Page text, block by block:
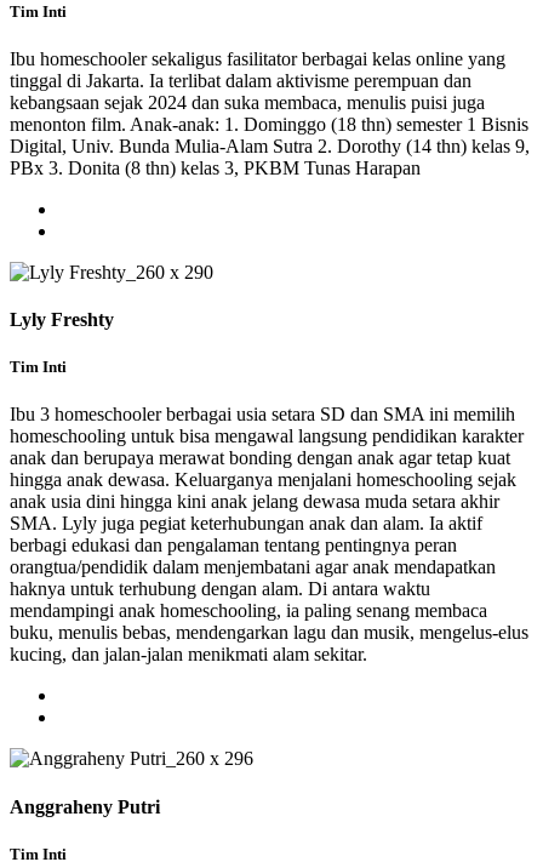
Tim Inti
Ibu homeschooler sekaligus fasilitator berbagai kelas online yang
tinggal di Jakarta. Ia terlibat dalam aktivisme perempuan dan
kebangsaan sejak 2024 dan suka membaca, menulis puisi juga
menonton film. Anak-anak: 1. Dominggo (18 thn) semester 1 Bisnis
Digital, Univ. Bunda Mulia-Alam Sutra 2. Dorothy (14 thn) kelas 9,
PBx 3. Donita (8 thn) kelas 3, PKBM Tunas Harapan
Lyly Freshty
Tim Inti
Ibu 3 homeschooler berbagai usia setara SD dan SMA ini memilih
homeschooling untuk bisa mengawal langsung pendidikan karakter
anak dan berupaya merawat bonding dengan anak agar tetap kuat
hingga anak dewasa. Keluarganya menjalani homeschooling sejak
anak usia dini hingga kini anak jelang dewasa muda setara akhir
SMA. Lyly juga pegiat keterhubungan anak dan alam. Ia aktif
berbagi edukasi dan pengalaman tentang pentingnya peran
orangtua/pendidik dalam menjembatani agar anak mendapatkan
haknya untuk terhubung dengan alam. Di antara waktu
mendampingi anak homeschooling, ia paling senang membaca
buku, menulis bebas, mendengarkan lagu dan musik, mengelus-elus
kucing, dan jalan-jalan menikmati alam sekitar.
Anggraheny Putri
Tim Inti